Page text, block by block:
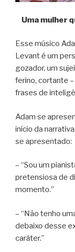
Uma mulher
Esse músico
Levant é um
gozador, um
ferino, cortante –
frases de
Adam se
início da
se apresentado:
– “Sou um
pretensiosa de
momento.”
– “Não tenho
debaixo desse
caráter.”